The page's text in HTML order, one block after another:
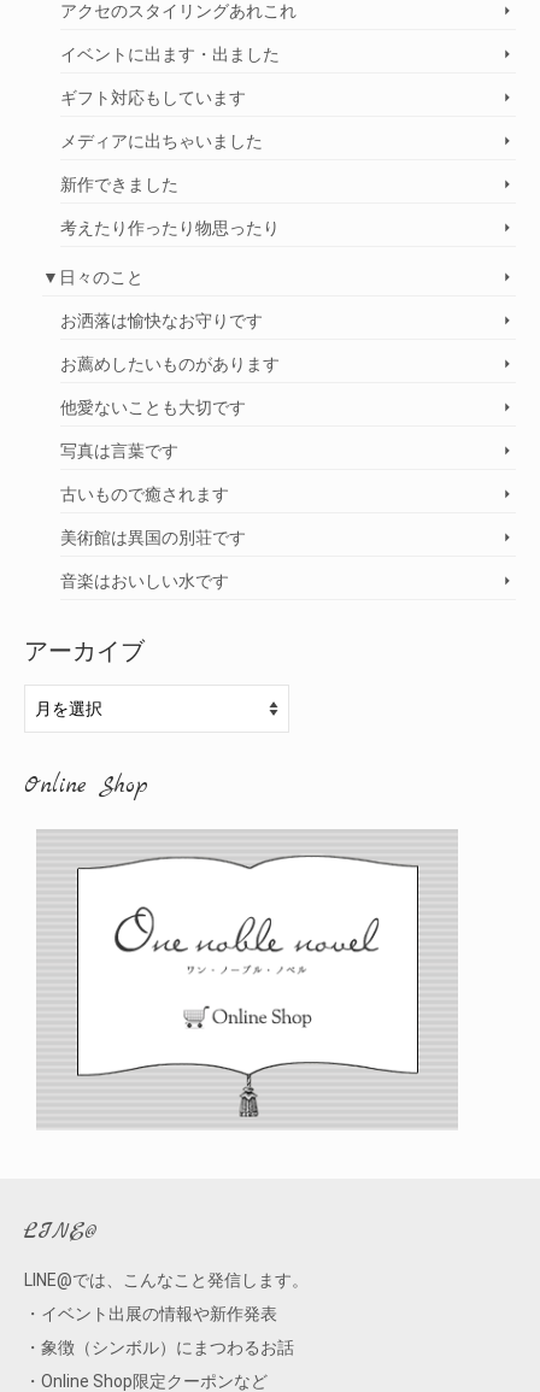
アクセのスタイリングあれこれ
イベントに出ます・出ました
ギフト対応もしています
メディアに出ちゃいました
新作できました
考えたり作ったり物思ったり
▼日々のこと
お洒落は愉快なお守りです
お薦めしたいものがあります
他愛ないことも大切です
写真は言葉です
古いもので癒されます
美術館は異国の別荘です
音楽はおいしい水です
アーカイブ
ア
ー
ブ
Online Shop
LINE@
LINE@では、こんなこと発信します。
・イベント出展の情報や新作発表
・象徴（シンボル）にまつわるお話
・Online Shop限定クーポンなど